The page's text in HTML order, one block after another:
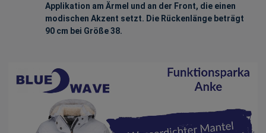
Applikation am Ärmel und an der Front, die einen
modischen Akzent setzt. Die Rückenlänge beträgt
90 cm bei Größe 38.